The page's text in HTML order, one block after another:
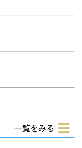
一覧をみる